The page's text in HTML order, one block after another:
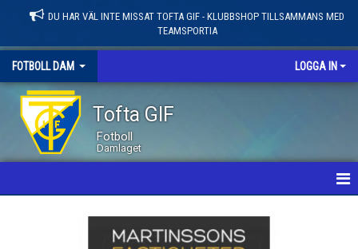
DU HAR VÄL INTE MISSAT TOFTA GIF - KLUBBSHOP TILLSAMMANS MED
TEAMSPORTIA
FOTBOLL DAM LOGGA IN
Tofta GIF
Fotboll
Damlaget